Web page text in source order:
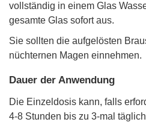
vollständig in einem Glas
gesamte Glas sofort aus.
Sie sollten die aufgelösten
nüchternen Magen einnehmen.
Dauer der Anwendung
Die Einzeldosis kann, falls
4-8 Stunden bis zu 3-mal